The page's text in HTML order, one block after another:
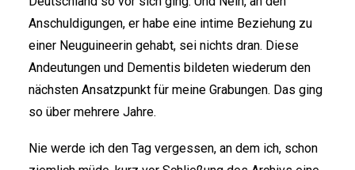
Anschuldigungen, er habe eine intime Beziehung zu
einer Neuguineerin gehabt, sei nichts dran. Diese
Andeutungen und Dementis bildeten wiederum den
nächsten Ansatzpunkt für meine Grabungen. Das ging
so über mehrere Jahre.
Nie werde ich den Tag vergessen, an dem ich, schon